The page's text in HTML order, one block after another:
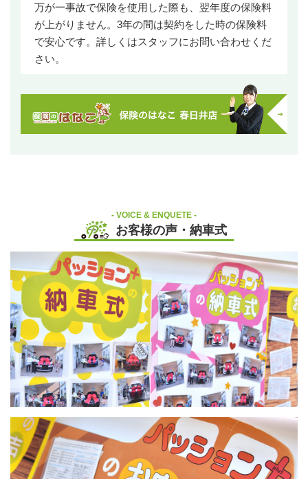
万が一事故で保険を使用した際も、翌年度の保険料
が上がりません。3年の間は契約をした時の保険料
で安心です。詳しくはスタッフにお問い合わせくだ
さい。
お客様の声・納車式
VOICE & ENQUETE